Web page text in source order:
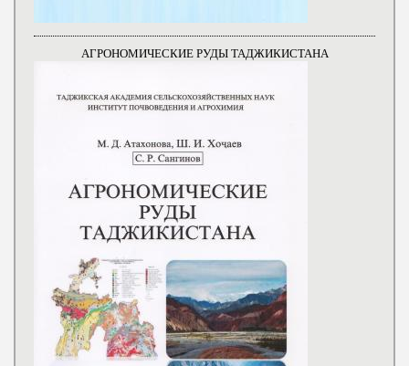
АГРОНОМИЧЕСКИЕ РУДЫ ТАДЖИКИСТАНА